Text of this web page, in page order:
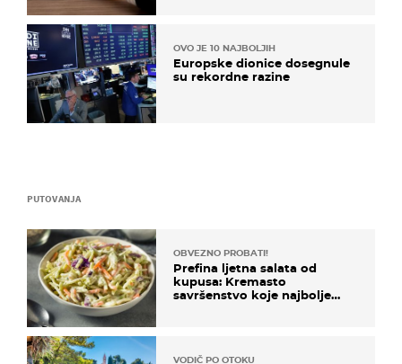
PUTOVANJA
OBVEZNO PROBATI!
Prefina ljetna salata od
kupusa: Kremasto
savršenstvo koje najbolje
VODIČ PO OTOKU
OVO JE 10 NAJBOLJIH
Europske dionice dosegnule
su rekordne razine